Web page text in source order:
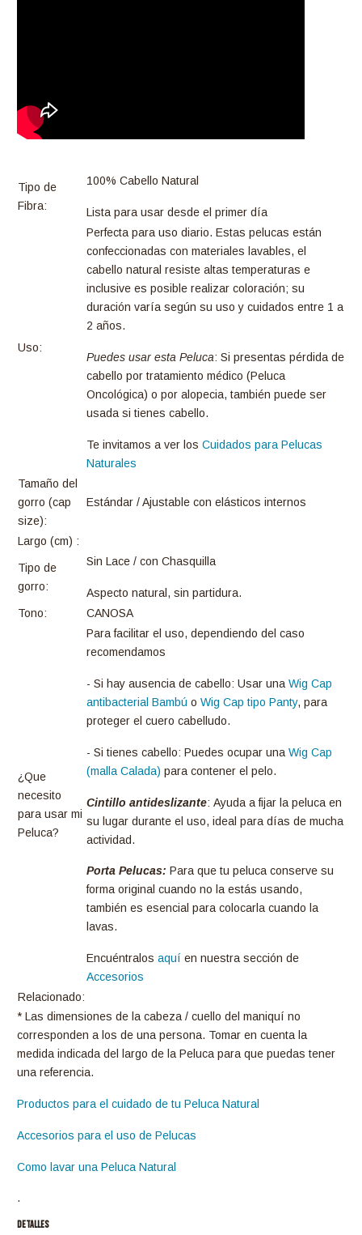
Tipo de
Fibra:
100% Cabello Natural
Lista para usar desde el primer día
Uso:
Perfecta para uso diario. Estas pelucas están
confeccionadas con materiales lavables, el
cabello natural resiste altas temperaturas e
inclusive es posible realizar coloración; su
duración varía según su uso y cuidados entre 1 a
2 años.
Puedes usar esta Peluca: Si presentas pérdida de
cabello por tratamiento médico (Peluca
Oncológica) o por alopecia, también puede ser
usada si tienes cabello.
Te invitamos a ver los Cuidados para Pelucas
Naturales
Tamaño del
gorro (cap
size):
Estándar / Ajustable con elásticos internos
Largo (cm) :
Tipo de
gorro:
Sin Lace / con Chasquilla
Aspecto natural, sin partidura.
Tono:
CANOSA
¿Que
necesito
para usar mi
Peluca?
Para facilitar el uso, dependiendo del caso
recomendamos
- Si hay ausencia de cabello: Usar una Wig Cap
antibacterial Bambú o Wig Cap tipo Panty, para
proteger el cuero cabelludo.
- Si tienes cabello: Puedes ocupar una Wig Cap
(malla Calada) para contener el pelo.
Cintillo antideslizante: Ayuda a fijar la peluca en
su lugar durante el uso, ideal para días de mucha
actividad.
Porta Pelucas: Para que tu peluca conserve su
forma original cuando no la estás usando,
también es esencial para colocarla cuando la
lavas.
Encuéntralos aquí en nuestra sección de
Accesorios
Relacionado:
* Las dimensiones de la cabeza / cuello del maniquí no
corresponden a los de una persona. Tomar en cuenta la
medida indicada del largo de la Peluca para que puedas tener
una referencia.
Productos para el cuidado de tu Peluca Natural
Accesorios para el uso de Pelucas
Como lavar una Peluca Natural
.
DETALLES